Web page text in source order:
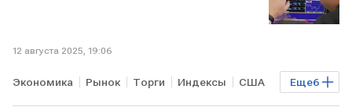
12 августа 2025, 19:06
Еще6
Экономика Рынок Торги Индексы США